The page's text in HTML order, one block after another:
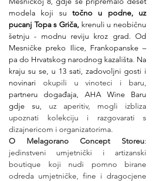
modela koji su točno u podne, uz
pucanj Topa s Griča, krenuli u neobičnu
šetnju - modnu reviju kroz grad. Od
Mesničke preko Ilice, Frankopanske –
pa do Hrvatskog narodnog kazališta. Na
kraju su se, u 13 sati, zadovoljni gosti i
novinari
partneru događaja, AHA Wine Baru
gdje su,
uz aperitiv, mogli izbliza
upoznati kolekciju i razgovarati s
dizajnericom i organizatorima.
O Melagorano Concept Storeu:
jedinstveni umjetnički i artizanski
boutique koji nudi pomno birane
odreda umjetničke, fine i dragocjene